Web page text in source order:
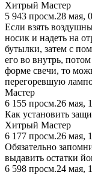
Хитрый Мастер
5 943 просм.28 мая,
Если взять
носик и надеть на
бутылки, затем с
его во внутрь,
форме свечи, то
перегоревшую
Мастер
6 155 просм.26 мая,
Как установить
Хитрый Мастер
6 177 просм.26 мая,
Обязательно
выдавить остатки
6 598 просм.24 мая,